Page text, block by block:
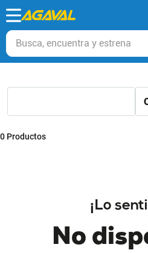
Busca, encuentra y estrena
0 Productos
¡Lo
No